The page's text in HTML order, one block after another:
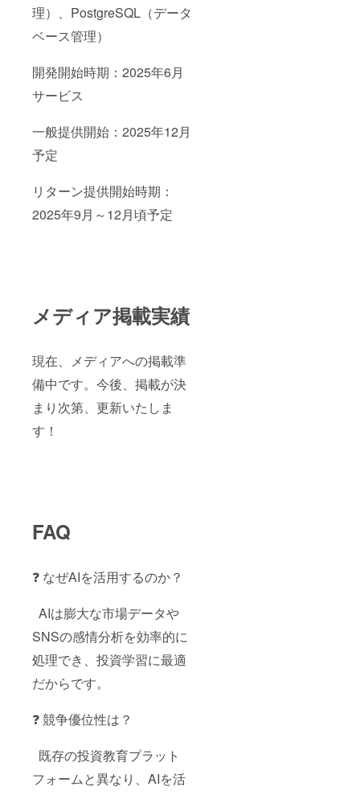
理）、PostgreSQL（データ
ベース管理）
開発開始時期：2025年6月
サービス
一般提供開始：2025年12月
予定
リターン提供開始時期：
2025年9月～12月頃予定
メディア掲載実績
現在、メディアへの掲載準
備中です。今後、掲載が決
まり次第、更新いたしま
す！
FAQ
❓ なぜAIを活用するのか？
AIは膨大な市場データや
SNSの感情分析を効率的に
処理でき、投資学習に最適
だからです。
❓ 競争優位性は？
既存の投資教育プラット
フォームと異なり、AIを活